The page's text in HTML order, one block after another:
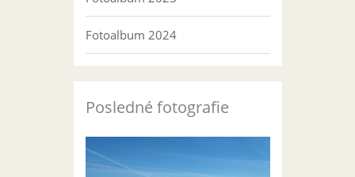
Fotoalbum 2024
Posledné fotografie